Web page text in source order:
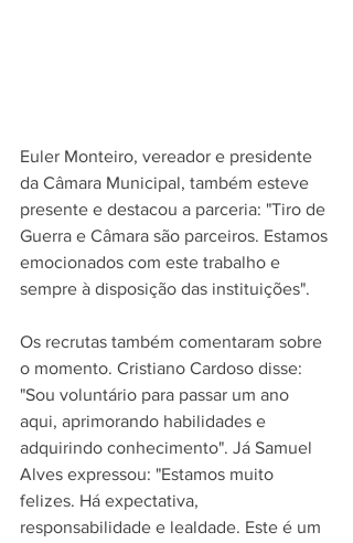
Euler Monteiro, vereador e presidente
da Câmara Municipal, também esteve
presente e destacou a parceria: "Tiro de
Guerra e Câmara são parceiros. Estamos
emocionados com este trabalho e
sempre à disposição das instituições".
Os recrutas também comentaram sobre
o momento. Cristiano Cardoso disse:
"Sou voluntário para passar um ano
aqui, aprimorando habilidades e
adquirindo conhecimento". Já Samuel
Alves expressou: "Estamos muito
felizes. Há expectativa,
responsabilidade e lealdade. Este é um